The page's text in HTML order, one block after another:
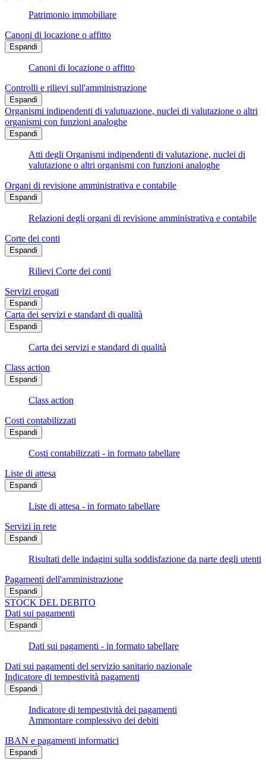
Patrimonio immobiliare
Canoni di locazione o affitto
Espandi
Canoni di locazione o affitto
Controlli e rilievi sull'amministrazione
Espandi
Organismi indipendenti di valutuazione, nuclei di valutazione o altri
organismi con funzioni analoghe
Espandi
Atti degli Organismi indipendenti di valutazione, nuclei di
valutazione o altri organismi con funzioni analoghe
Organi di revisione amministrativa e contabile
Espandi
Relazioni degli organi di revisione amministrativa e contabile
Corte dei conti
Espandi
Rilievi Corte dei conti
Servizi erogati
Espandi
Carta dei servizi e standard di qualità
Espandi
Carta dei servizi e standard di qualità
Class action
Espandi
Class action
Costi contabilizzati
Espandi
Costi contabilizzati - in formato tabellare
Liste di attesa
Espandi
Liste di attesa - in formato tabellare
Servizi in rete
Espandi
Risultati delle indagini sulla soddisfazione da parte degli utenti
Pagamenti dell'amministrazione
Espandi
STOCK DEL DEBITO
Dati sui pagamenti
Espandi
Dati sui pagamenti - in formato tabellare
Dati sui pagamenti del servizio sanitario nazionale
Indicatore di tempestività pagamenti
Espandi
Indicatore di tempestività dei pagamenti
Ammontare complessivo dei debiti
IBAN e pagamenti informatici
Espandi